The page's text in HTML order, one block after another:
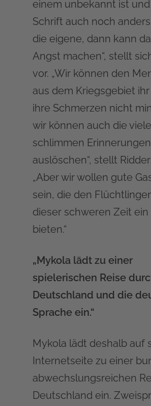
einem unbekannt ist
Schrift auch noch
die eigene, dann kann
Angst machen“, stellt
vor. „Wir können den
aus dem Kriegsgebiet
ihre Schmerzen nicht
wir können auch die
schlimmen
auslöschen“, stellt
„Aber wir wollen gute
sein, die den
dieser schweren Zeit
bieten.“
„Mykola lädt zu einer
spielerischen Reise
Deutschland und die
Sprache ein.“
Mykola lädt deshalb auf
Internetseite zu einer
abwechslungsreichen
Deutschland ein.